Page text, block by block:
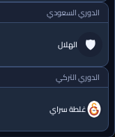
الدوري السعودي
🛡 الهلال
الدوري التركي
غلطة سراي